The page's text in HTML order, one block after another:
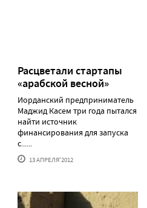
Расцветали стартапы
«арабской весной»
Иорданский предприниматель
Маджид Касем три года пытался
найти источник
финансирования для запуска
с......
13 АПРЕЛЯ'2012